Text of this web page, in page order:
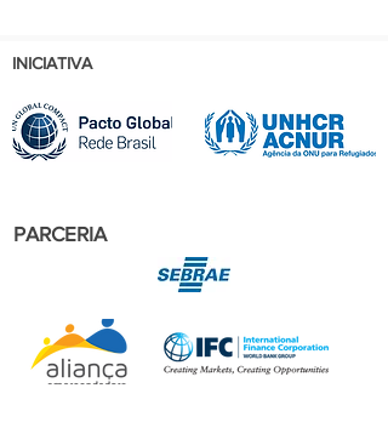
INICIATIVA
PARCERIA